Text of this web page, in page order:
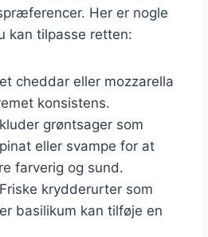
Her er nogle
kan tilpasse retten:
cheddar eller mozzarella
konsistens.
grøntsager som
eller svampe for at
farverig og sund.
krydderurter som
basilikum kan tilføje en